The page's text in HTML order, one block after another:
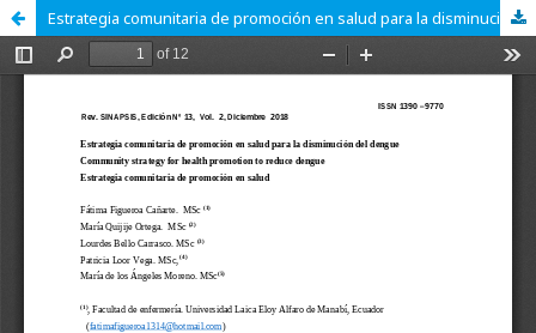
Estrategia comunitaria de promoción en salud para la disminución del dengue